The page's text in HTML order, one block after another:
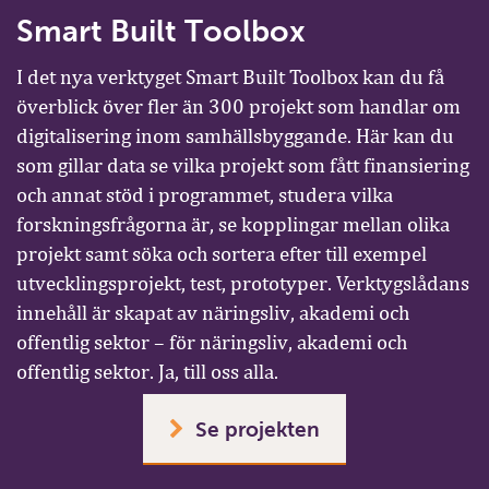
Smart Built Toolbox
I det nya verktyget Smart Built Toolbox kan du få
överblick över fler än 300 projekt som handlar om
digitalisering inom samhällsbyggande. Här kan du
som gillar data se vilka projekt som fått finansiering
och annat stöd i programmet, studera vilka
forskningsfrågorna är, se kopplingar mellan olika
projekt samt söka och sortera efter till exempel
utvecklingsprojekt, test, prototyper. Verktygslådans
innehåll är skapat av näringsliv, akademi och
offentlig sektor – för näringsliv, akademi och
offentlig sektor. Ja, till oss alla.
Se projekten